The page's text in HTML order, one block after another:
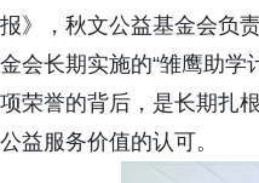
报》，秋文公益基金会负
金会长期实施的“雏鹰助学
项荣誉的背后，是长期扎
公益服务价值的认可。